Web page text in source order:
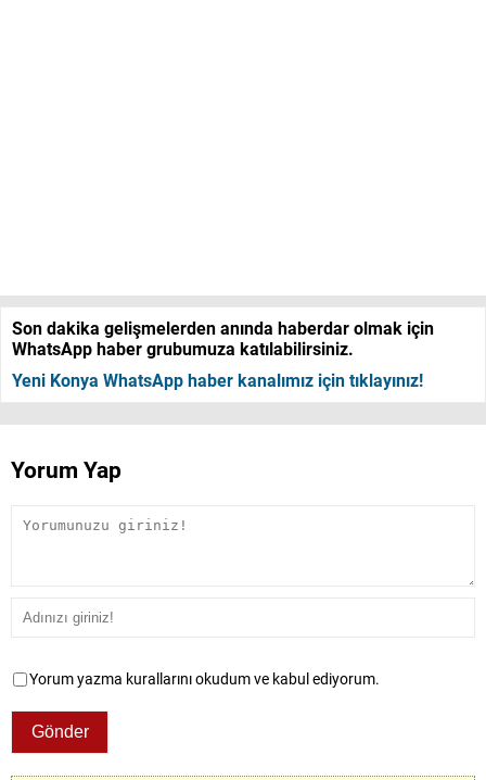
Son dakika gelişmelerden anında haberdar olmak için
WhatsApp haber grubumuza katılabilirsiniz.
Yeni Konya WhatsApp haber kanalımız için tıklayınız!
Yorum Yap
Yorum yazma kurallarını okudum ve kabul ediyorum.